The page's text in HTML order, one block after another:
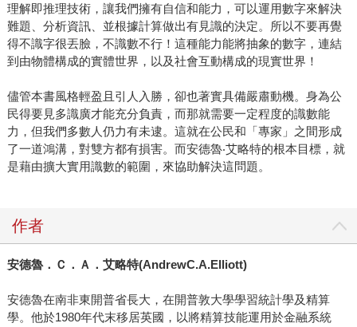
理解即推理技術，讓我們擁有自信和能力，可以運用數字來解決
難題、分析資訊、並根據計算做出有見識的決定。所以不要再覺
得不識字很丟臉，不識數不行！這種能力能將抽象的數字，連結
到由物體構成的實體世界，以及社會互動構成的現實世界！
儘管本書風格輕盈且引人入勝，卻也著實具備嚴肅動機。身為公
民得要見多識廣才能充分負責，而那就需要一定程度的識數能
力，但我們多數人仍力有未逮。這就在公民和「專家」之間形成
了一道鴻溝，對雙方都有損害。而安德魯‧艾略特的根本目標，就
是藉由擴大實用識數的範圍，來協助解決這問題。
作者
安德魯．Ｃ．Ａ．艾略特(AndrewC.A.Elliott)
安德魯在南非東開普省長大，在開普敦大學學習統計學及精算
學。他於1980年代末移居英國，以將精算技能運用於金融系統